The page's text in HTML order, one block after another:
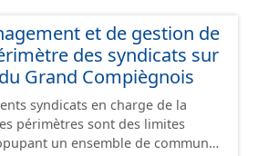
et de gestion de
des syndicats sur
Grand Compiègnois
syndicats en charge de la
périmètres sont des limites
un ensemble de communes